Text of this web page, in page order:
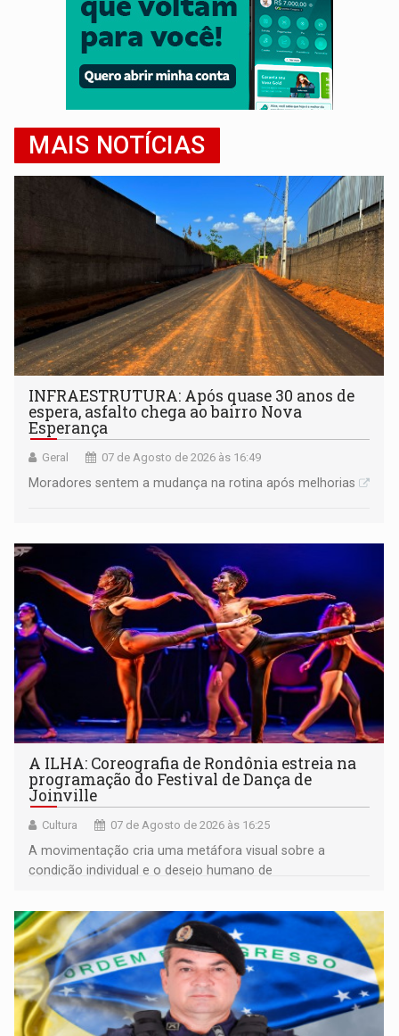
MAIS NOTÍCIAS
INFRAESTRUTURA: Após quase 30 anos de
espera, asfalto chega ao bairro Nova
Esperança
Geral 07 de Agosto de 2026 às 16:49
Moradores sentem a mudança na rotina após melhorias
A ILHA: Coreografia de Rondônia estreia na
programação do Festival de Dança de
Joinville
Cultura 07 de Agosto de 2026 às 16:25
A movimentação cria uma metáfora visual sobre a
condição individual e o desejo humano de